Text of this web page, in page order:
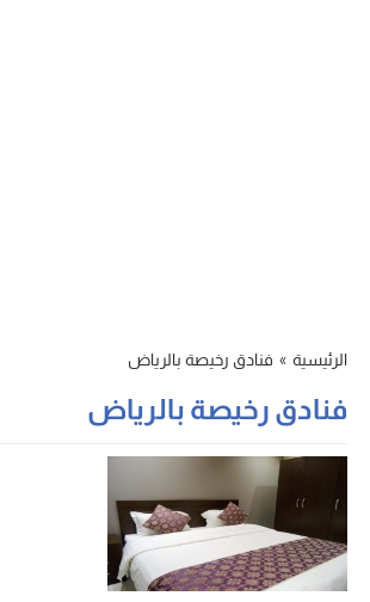
الرئيسية » فنادق رخيصة بالرياض
فنادق رخيصة بالرياض